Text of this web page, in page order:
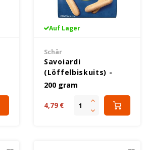
Auf Lager
Schär
Savoiardi
(Löffelbiskuits) -
Glutenfrei
200 gram
4,79 €